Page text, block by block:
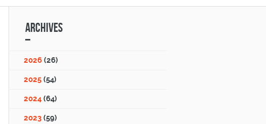
Archives
2026 (26)
2025 (54)
2024 (64)
2023 (59)